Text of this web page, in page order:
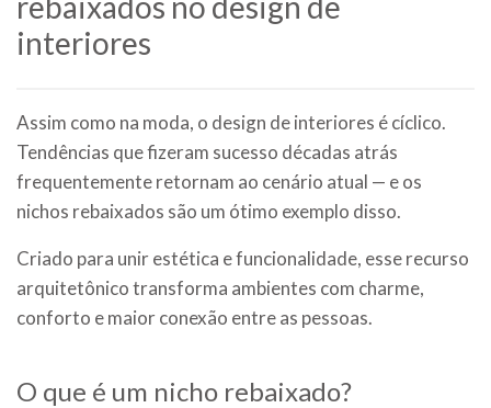
interiores
Assim como na moda, o design de interiores é cíclico.
Tendências que fizeram sucesso décadas atrás
frequentemente retornam ao cenário atual — e os
nichos rebaixados são um ótimo exemplo disso.
Criado para unir estética e funcionalidade, esse recurso
arquitetônico transforma ambientes com charme,
conforto e maior conexão entre as pessoas.
O que é um nicho rebaixado?